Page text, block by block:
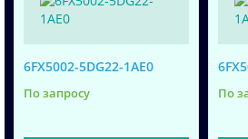
6FX5002-5DG22-1AE0
По запросу По